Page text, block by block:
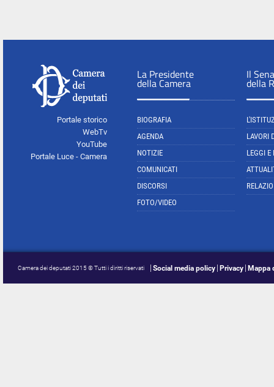
Portale storico
WebTv
YouTube
Portale Luce - Camera
La Presidente
della Camera
BIOGRAFIA
AGENDA
NOTIZIE
COMUNICATI
DISCORSI
FOTO/VIDEO
Il
della
LAVORI
LEGGI E
Camera dei deputati 2015 © Tutti i diritti riservati Social media policy Privacy Mappa